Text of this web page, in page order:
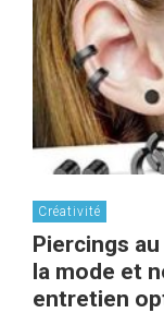
Créativité
Piercings
la mode et
entretien